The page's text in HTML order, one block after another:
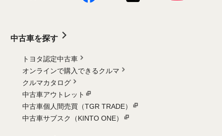
中古車を探す
トヨタ認定中古車
オンラインで購入できるクルマ
クルマカタログ
中古車アウトレット
中古車個人間売買（TGR TRADE）
中古車サブスク（KINTO ONE）